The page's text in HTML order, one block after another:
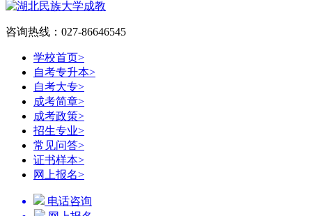
咨询热线：027-86646545
学校首页>
自考专升本>
自考大专>
成考简章>
成考政策>
招生专业>
常见问答>
证书样本>
网上报名>
电话咨询